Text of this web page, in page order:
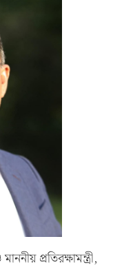
প্রতিরক্ষামন্ত্রী,